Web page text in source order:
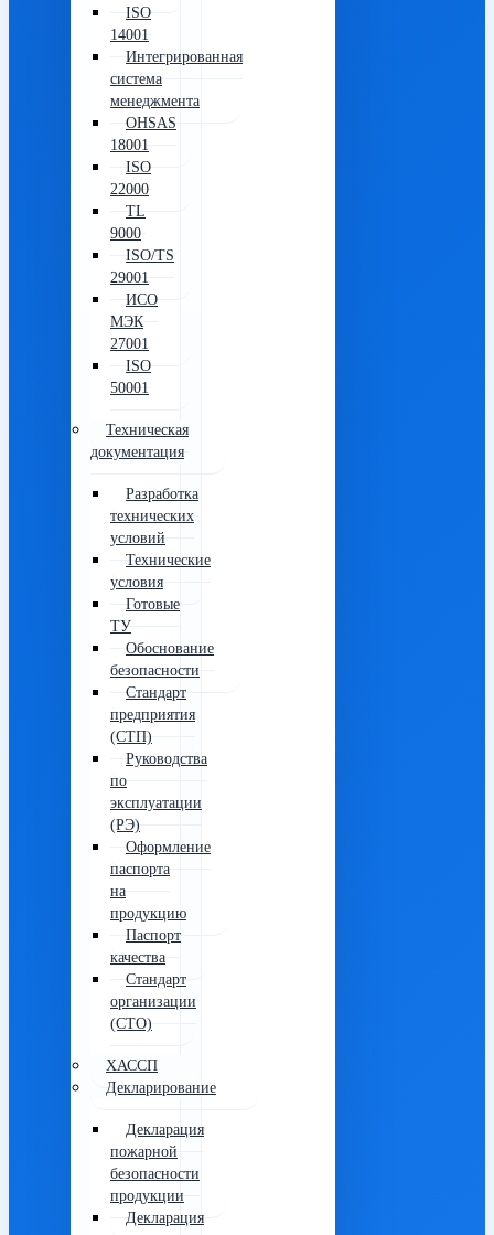
ISO
14001
Интегрированная
система
менеджмента
OHSAS
18001
ISO
22000
TL
9000
ISO/TS
29001
ИСО
МЭК
27001
ISO
50001
Техническая
документация
Разработка
технических
условий
Технические
условия
Готовые
ТУ
Обоснование
безопасности
Стандарт
предприятия
(СТП)
Руководства
по
эксплуатации
(РЭ)
Оформление
паспорта
на
продукцию
Паспорт
качества
Стандарт
организации
(СТО)
ХАССП
Декларирование
Декларация
пожарной
безопасности
продукции
Декларация